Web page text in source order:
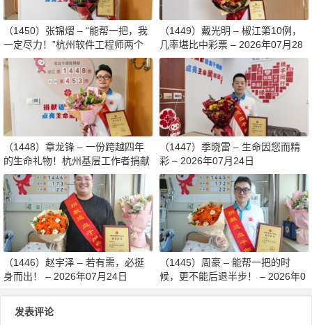
（1450）张锦熠 – “能帮一把，我
一定尽力！”杭州软件工程师两个
月减重13斤赴生命之约 – 2026年0
8月03日
（1449）戴光明 – 椒江第10例，
几率堪比中彩票 – 2026年07月28
日
（1448）章龙锋 – 一份跨越四年
的生命礼物！杭州基层工作者捐献
造血干细胞传递希望 – 2026年07
月27日
（1447）季晓雷 – 生命因您而精
彩 – 2026年07月24日
（1446）赵宇泽 – 若有需，必挺
身而出！ – 2026年07月24日
（1445）周豪 – 能帮一把的时
候，更不能后退半步！ – 2026年0
发表评论